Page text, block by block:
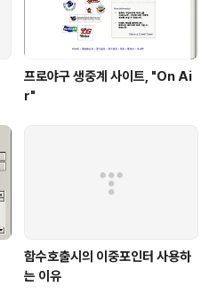
프로야구 생중계 사이트, "On Ai
r"
함수호출시의 이중포인터 사용하
는 이유